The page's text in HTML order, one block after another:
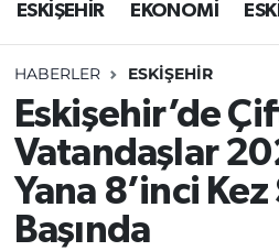
ESKİŞEHİR EKONOMİ
HABERLER ESKİŞEHİR
Eskişehir’de
Vatandaşlar
Yana 8’inci Kez
Başında